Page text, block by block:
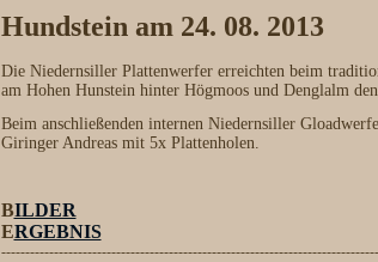
Hundstein am 24. 08. 2013
Die Niedernsiller Plattenwerfer erreichten beim
am Hohen Hunstein hinter Högmoos und Denglalm
Beim anschließenden internen Niedernsiller
Giringer Andreas mit 5x Plattenholen.
BILDER
ERGEBNIS